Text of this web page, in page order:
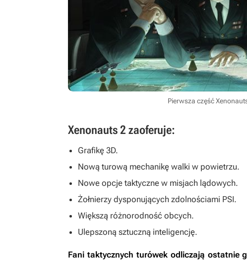
Pierwsza część
Xenonauts 2 zaoferuje:
Grafikę 3D.
Nową turową mechanikę walki w powietrzu.
Nowe opcje taktyczne w misjach lądowych.
Żołnierzy dysponujących zdolnościami PSI.
Większą różnorodność obcych.
Ulepszoną sztuczną inteligencję.
Fani taktycznych turówek odliczają ostatnie